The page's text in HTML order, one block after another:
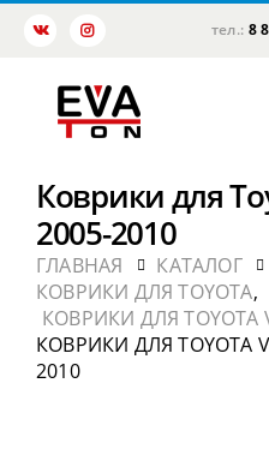
тел.: 8
Коврики для
2005-2010
ГЛАВНАЯ
КАТАЛОГ
КОВРИКИ ДЛЯ TOYOTA,
КОВРИКИ ДЛЯ TOYOTA
КОВРИКИ ДЛЯ TOYOTA
2010